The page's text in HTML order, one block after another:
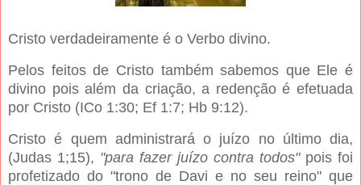
Cristo verdadeiramente é o Verbo divino.
Pelos feitos de Cristo também sabemos que Ele é
divino pois além da criação, a redenção é efetuada
por Cristo (ICo 1:30; Ef 1:7; Hb 9:12).
Cristo é quem administrará o juízo no último dia,
(Judas 1;15), "para fazer juízo contra todos"pois foi
profetizado do "trono de Davi e no seu reino" que